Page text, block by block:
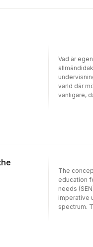
Vad är
värld där
vanligare,
till
stället för
utveckling,
The
education
needs
imperative
spectrum.